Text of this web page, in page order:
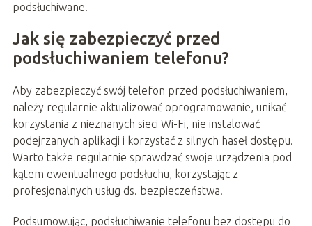
podsłuchiwane.
Jak się zabezpieczyć przed
podsłuchiwaniem telefonu?
Aby zabezpieczyć swój telefon przed podsłuchiwaniem,
należy regularnie aktualizować oprogramowanie, unikać
korzystania z nieznanych sieci Wi-Fi, nie instalować
podejrzanych aplikacji i korzystać z silnych haseł dostępu.
Warto także regularnie sprawdzać swoje urządzenia pod
kątem ewentualnego podsłuchu, korzystając z
profesjonalnych usług ds. bezpieczeństwa.
Podsumowując, podsłuchiwanie telefonu bez dostępu do